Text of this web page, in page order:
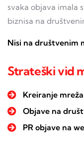
svaka objava imala
biznisa na
Nisi na društvenim
Strateški vid
Kreiranje
Objave na
PR objave na